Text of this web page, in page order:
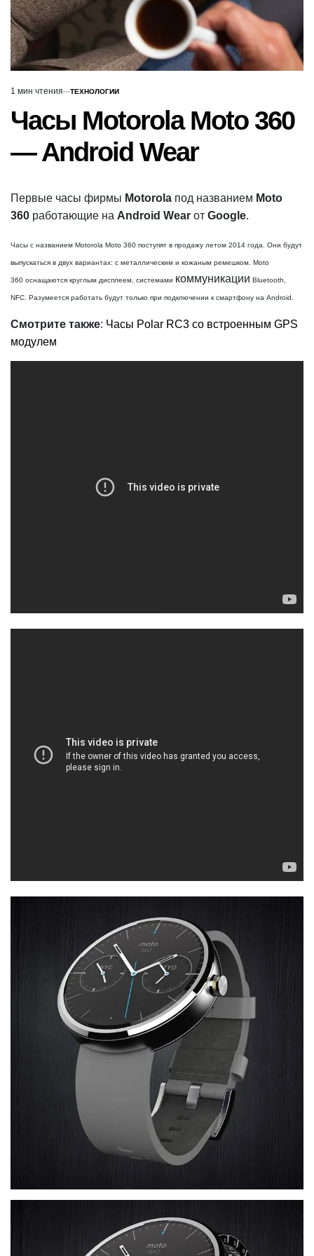
Расчётное
время
чтения
1 мин чтения
ОПУБЛИКОВАНО
ТЕХНОЛОГИИ
Часы Motorola Moto 360
— Android Wear
Первые часы фирмы Motorola под названием Moto
360 работающие на Android Wear от Google.
Часы с названием Motorola Moto 360 поступят в продажу летом 2014 года. Они будут
выпускаться в двух вариантах: с металлическим и кожаным ремешком. Moto
360 оснащаются круглым дисплеем, системами коммуникации Bluetooth,
NFC. Разумеется работать будут только при подключении к смартфону на Android.
Смотрите также: Часы Polar RC3 со встроенным GPS
модулем